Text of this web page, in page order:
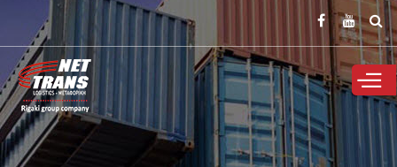
Παράκαμψη
προς το
περιεχόμενο